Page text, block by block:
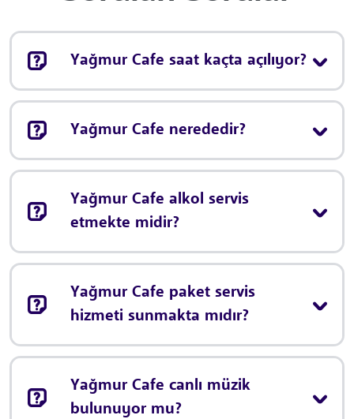
Yağmur Cafe saat kaçta açılıyor?
Yağmur Cafe nerededir?
Yağmur Cafe alkol servis
etmekte midir?
Yağmur Cafe paket servis
hizmeti sunmakta mıdır?
Yağmur Cafe canlı müzik
bulunuyor mu?